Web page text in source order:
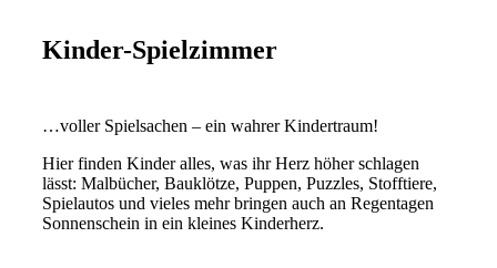
Kinder-Spielzimmer
…voller Spielsachen – ein wahrer Kindertraum!
Hier finden Kinder alles, was ihr Herz höher schlagen
lässt: Malbücher, Bauklötze, Puppen, Puzzles, Stofftiere,
Spielautos und vieles mehr bringen auch an Regentagen
Sonnenschein in ein kleines Kinderherz.